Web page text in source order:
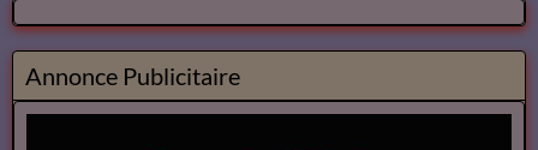
Annonce Publicitaire